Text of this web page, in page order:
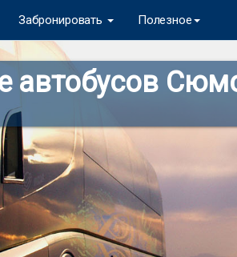
Забронировать Полезное
автобусов